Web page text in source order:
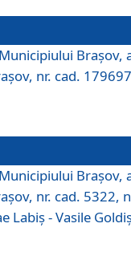
Braşov,
nr. cad.
Braşov,
nr. cad. 5322,
Labiș - Vasile